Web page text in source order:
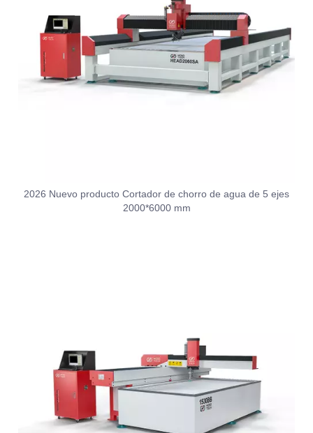
2026 Nuevo producto Cortador de chorro de agua de 5 ejes
2000*6000 mm